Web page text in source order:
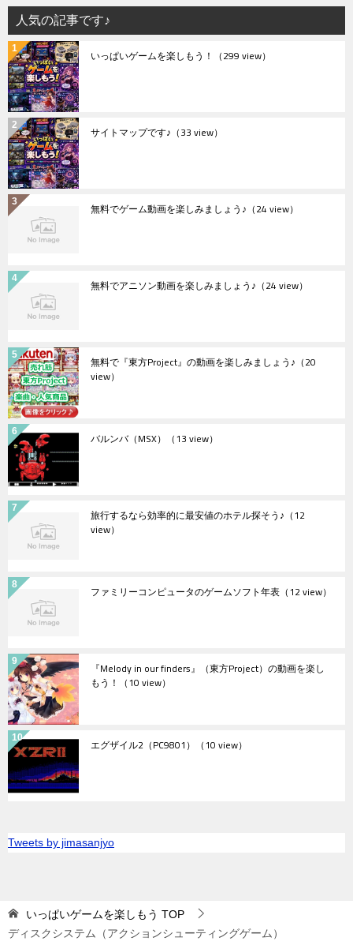
人気の記事です♪
いっぱいゲームを楽しもう！ （299 view）
サイトマップです♪ （33 view）
無料でゲーム動画を楽しみましょう♪ （24 view）
無料でアニソン動画を楽しみましょう♪ （24 view）
無料で『東方Project』の動画を楽しみましょう♪ （20
view）
バルンバ（MSX） （13 view）
旅行するなら効率的に最安値のホテル探そう♪ （12
view）
ファミリーコンピュータのゲームソフト年表 （12 view）
『Melody in our finders』（東方Project）の動画を楽し
もう！ （10 view）
エグザイル2（PC9801） （10 view）
Tweets by jimasanjyo
いっぱいゲームを楽しもう TOP
ディスクシステム（アクションシューティングゲーム）